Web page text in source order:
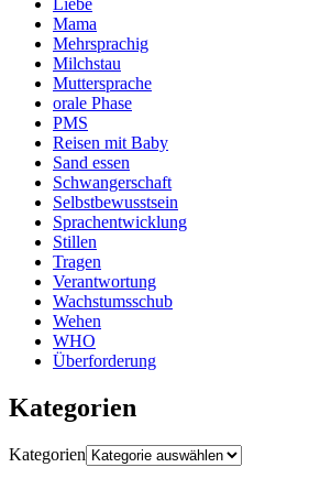
Liebe
Mama
Mehrsprachig
Milchstau
Muttersprache
orale Phase
PMS
Reisen mit Baby
Sand essen
Schwangerschaft
Selbstbewusstsein
Sprachentwicklung
Stillen
Tragen
Verantwortung
Wachstumsschub
Wehen
WHO
Überforderung
Kategorien
Kategorien